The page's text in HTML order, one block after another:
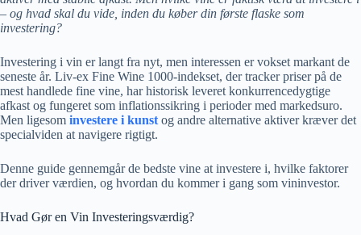
– og hvad skal du vide, inden du køber din første flaske som
investering?
Investering i vin er langt fra nyt, men interessen er vokset markant de
seneste år. Liv-ex Fine Wine 1000-indekset, der tracker priser på de
mest handlede fine vine, har historisk leveret konkurrencedygtige
afkast og fungeret som inflationssikring i perioder med markedsuro.
Men ligesom investere i kunst og andre alternative aktiver kræver det
specialviden at navigere rigtigt.
Denne guide gennemgår de bedste vine at investere i, hvilke faktorer
der driver værdien, og hvordan du kommer i gang som vininvestor.
Hvad Gør en Vin Investeringsværdig?